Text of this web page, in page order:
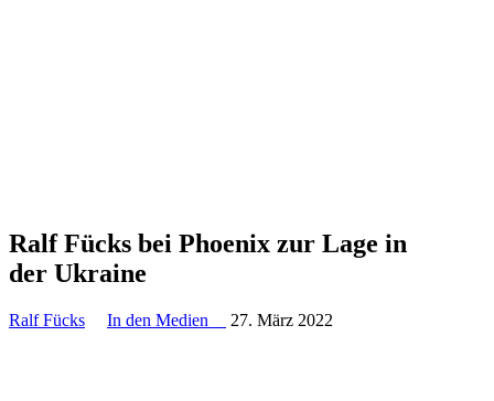
Ralf Fücks bei Phoenix zur Lage in
der Ukraine
Ralf Fücks In den Medien 27. März 2022